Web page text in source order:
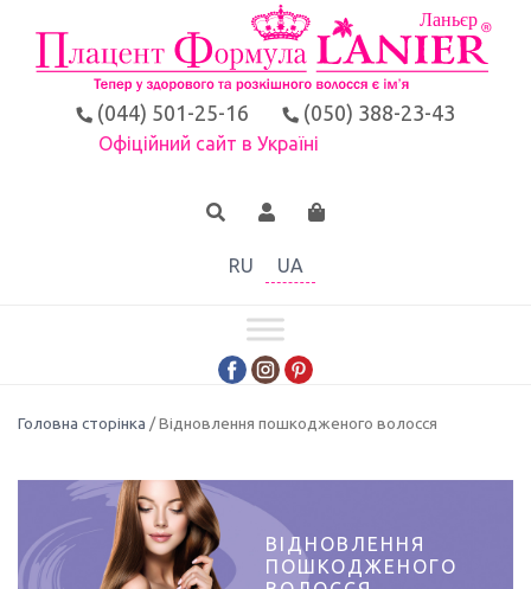
(044) 501-25-16 (050) 388-23-43
Офіційний сайт в Україні
RU UA
Головна сторінка / Відновлення пошкодженого волосся
ВІДНОВЛЕННЯ
ПОШКОДЖЕНОГО